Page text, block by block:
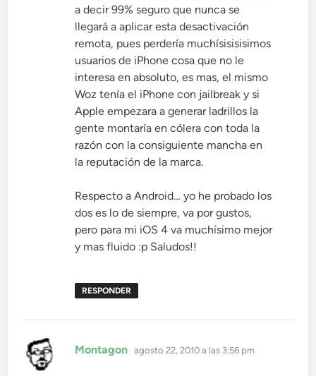
a decir 99% seguro que nunca se
llegará a aplicar esta desactivación
remota, pues perdería muchísisisisimos
usuarios de iPhone cosa que no le
interesa en absoluto, es mas, el mismo
Woz tenía el iPhone con jailbreak y si
Apple empezara a generar ladrillos la
gente montaría en cólera con toda la
razón con la consiguiente mancha en
la reputación de la marca.
Respecto a Android… yo he probado los
dos es lo de siempre, va por gustos,
pero para mi iOS 4 va muchísimo mejor
y mas fluido :p Saludos!!
RESPONDER
Montagon dice:
agosto 22, 2010 a las 3:56 pm